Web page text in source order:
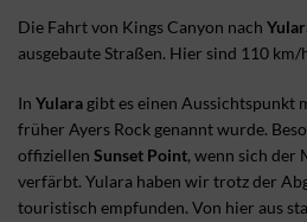
Die Fahrt von Kings Canyon nach
ausgebaute Straßen. Hier sind 110
In Yulara gibt es einen Aussichtspunkt
früher Ayers Rock genannt wurde.
offiziellen Sunset Point, wenn sich
verfärbt. Yulara haben wir trotz der
touristisch empfunden. Von hier aus